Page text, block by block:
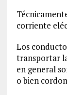
corriente
Los
transportar
en general
o bien